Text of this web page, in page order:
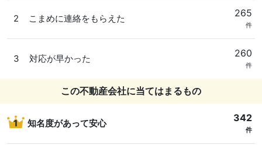
2 こまめに連絡をもらえた 265
件
3 対応が早かった 260
件
この不動産会社に当てはまるもの
1 知名度があって安心 342
件